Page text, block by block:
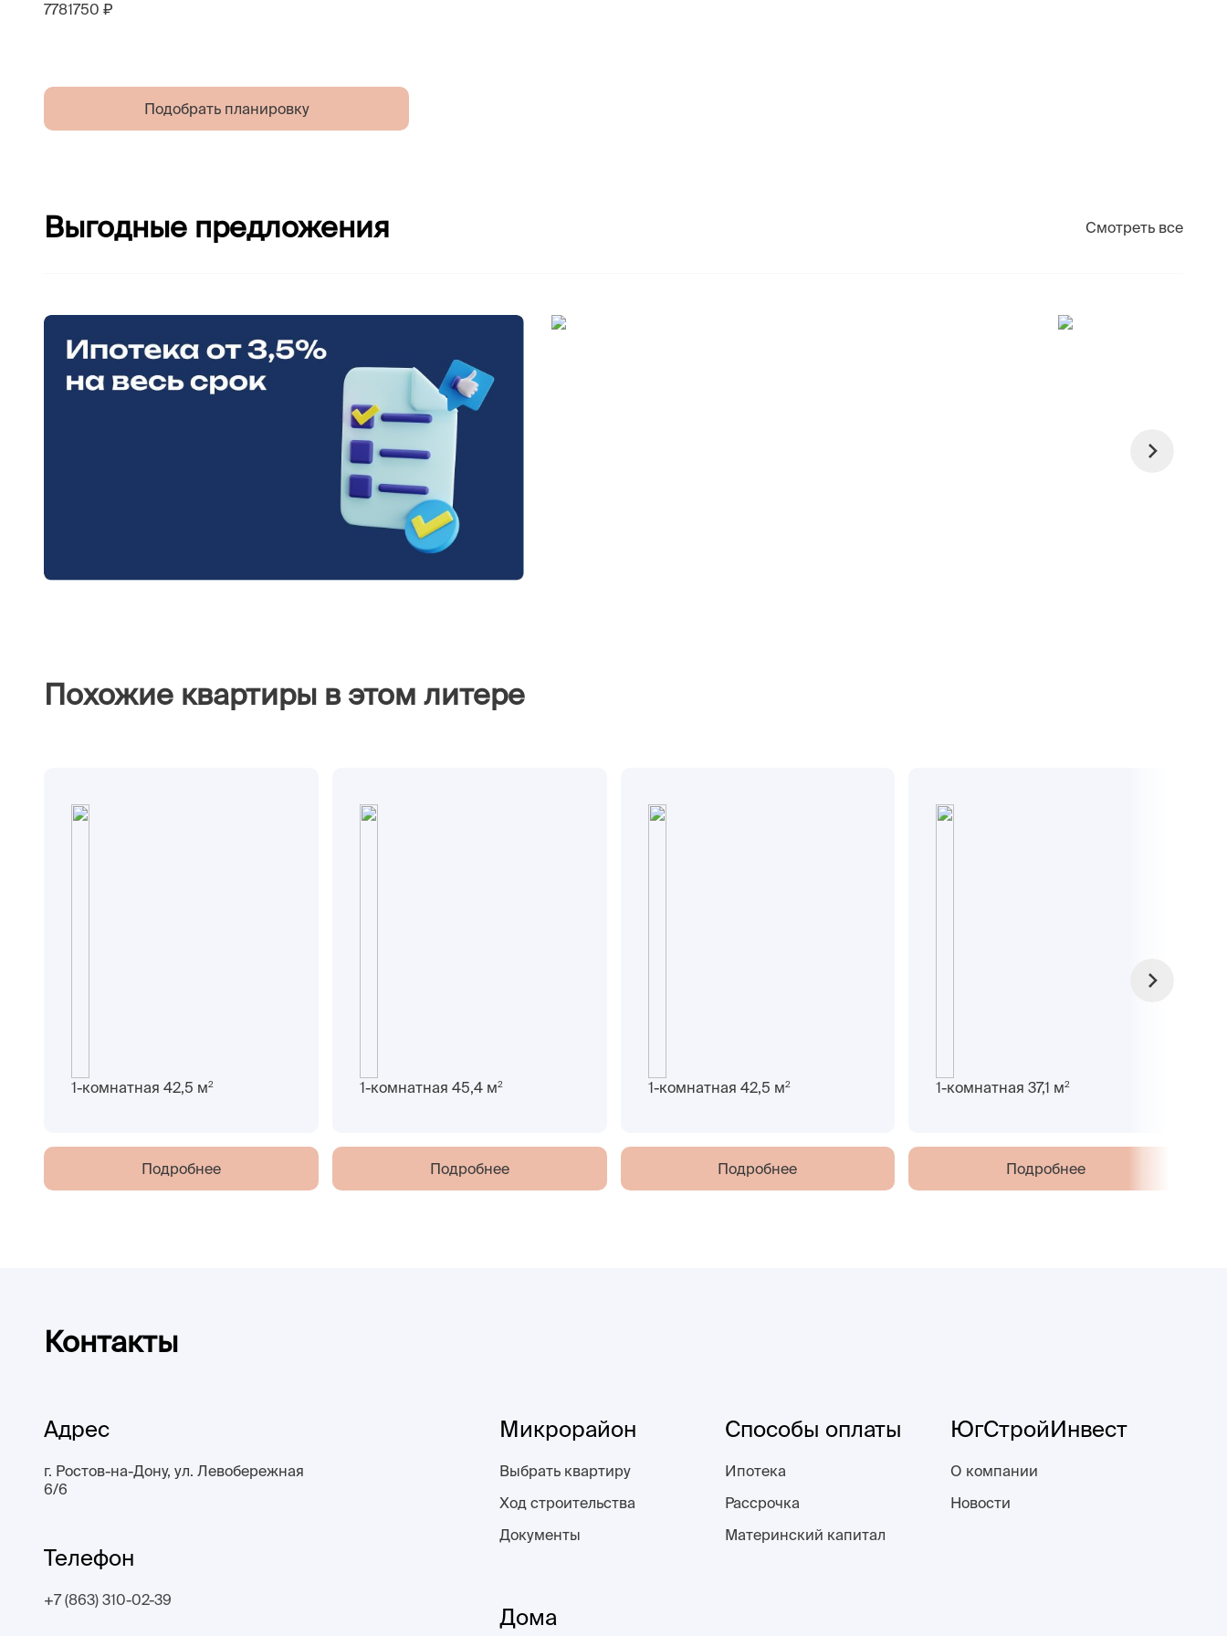
7781750 ₽
Подобрать планировку
Выгодные предложения Смотреть все
Похожие квартиры в этом литере
1-комнатная 42,5 м2
Подробнее
1-комнатная 45,4 м2
Подробнее
1-комнатная 42,5 м2
Подробнее
1-комнатная 37,1 м2
Подробнее
Контакты
Адрес
г. Ростов-на-Дону, ул. Левобережная
6/6
Телефон
+7 (863) 310-02-39
Микрорайон
Выбрать квартиру
Ход строительства
Документы
Способы оплаты
Ипотека
Рассрочка
Материнский капитал
ЮгСтройИнвест
О компании
Новости
Дома